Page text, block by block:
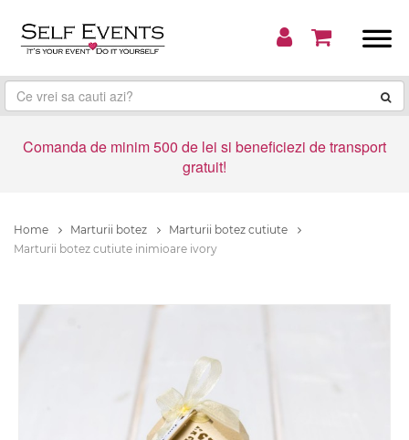
Comanda de minim 500 de lei si beneficiezi de transport
gratuit!
Home Marturii botez
Marturii botez cutiute
Marturii botez cutiute inimioare ivory